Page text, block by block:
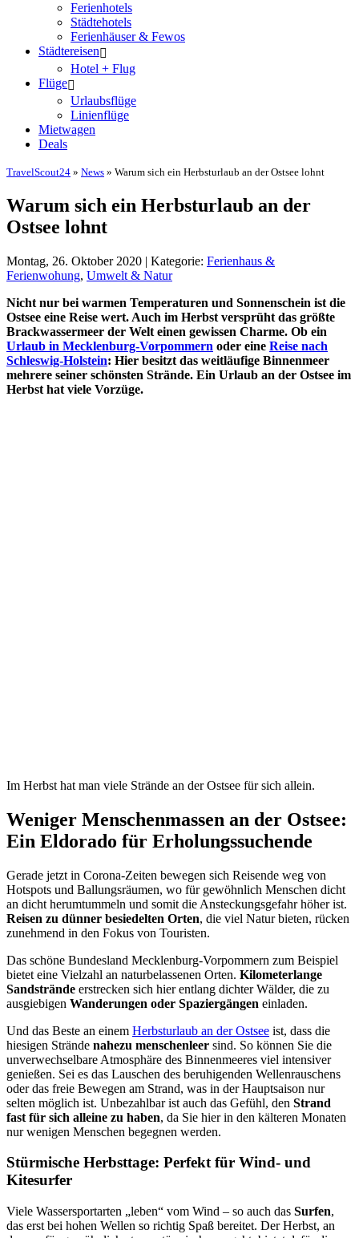
Ferienhotels
Städtehotels
Ferienhäuser & Fewos
Städtereisen
Hotel + Flug
Flüge
Urlaubsflüge
Linienflüge
Mietwagen
Deals
TravelScout24 » News » Warum sich ein Herbsturlaub an der Ostsee lohnt
Warum sich ein Herbsturlaub an der
Ostsee lohnt
Montag, 26. Oktober 2020 | Kategorie: Ferienhaus &
Ferienwohung, Umwelt & Natur
Nicht nur bei warmen Temperaturen und Sonnenschein ist die
Ostsee eine Reise wert. Auch im Herbst versprüht das größte
Brackwassermeer der Welt einen gewissen Charme. Ob ein
Urlaub in Mecklenburg-Vorpommern oder eine Reise nach
Schleswig-Holstein: Hier besitzt das weitläufige Binnenmeer
mehrere seiner schönsten Strände. Ein Urlaub an der Ostsee im
Herbst hat viele Vorzüge.
Im Herbst hat man viele Strände an der Ostsee für sich allein.
Weniger Menschenmassen an der Ostsee:
Ein Eldorado für Erholungssuchende
Gerade jetzt in Corona-Zeiten bewegen sich Reisende weg von
Hotspots und Ballungsräumen, wo für gewöhnlich Menschen dicht
an dicht herumtummeln und somit die Ansteckungsgefahr höher ist.
Reisen zu dünner besiedelten Orten, die viel Natur bieten, rücken
zunehmend in den Fokus von Touristen.
Das schöne Bundesland Mecklenburg-Vorpommern zum Beispiel
bietet eine Vielzahl an naturbelassenen Orten. Kilometerlange
Sandstrände erstrecken sich hier entlang dichter Wälder, die zu
ausgiebigen Wanderungen oder Spaziergängen einladen.
Und das Beste an einem Herbsturlaub an der Ostsee ist, dass die
hiesigen Strände nahezu menschenleer sind. So können Sie die
unverwechselbare Atmosphäre des Binnenmeeres viel intensiver
genießen. Sei es das Lauschen des beruhigenden Wellenrauschens
oder das freie Bewegen am Strand, was in der Hauptsaison nur
selten möglich ist. Unbezahlbar ist auch das Gefühl, den Strand
fast für sich alleine zu haben, da Sie hier in den kälteren Monaten
nur wenigen Menschen begegnen werden.
Stürmische Herbsttage: Perfekt für Wind- und
Kitesurfer
Viele Wassersportarten „leben“ vom Wind – so auch das Surfen,
das erst bei hohen Wellen so richtig Spaß bereitet. Der Herbst, an